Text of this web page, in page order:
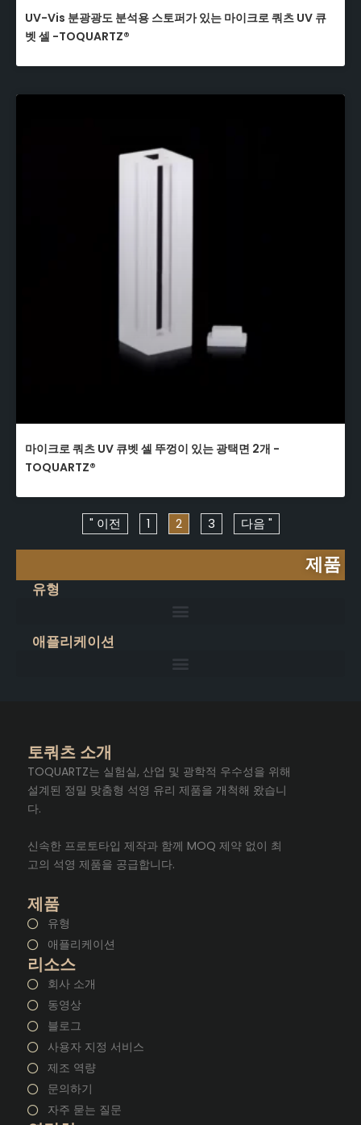
UV-Vis 분광광도 분석용 스토퍼가 있는 마이크로 쿼츠 UV 큐
벳 셀 -TOQUARTZ®
마이크로 쿼츠 UV 큐벳 셀 뚜껑이 있는 광택면 2개 -
TOQUARTZ®
" 이전 1 2 3 다음 "
제품
유형
애플리케이션
토쿼츠 소개
TOQUARTZ는 실험실, 산업 및 광학적 우수성을 위해
설계된 정밀 맞춤형 석영 유리 제품을 개척해 왔습니
다.
신속한 프로토타입 제작과 함께 MOQ 제약 없이 최
고의 석영 제품을 공급합니다.
제품
유형
애플리케이션
리소스
회사 소개
동영상
블로그
사용자 지정 서비스
제조 역량
문의하기
자주 묻는 질문